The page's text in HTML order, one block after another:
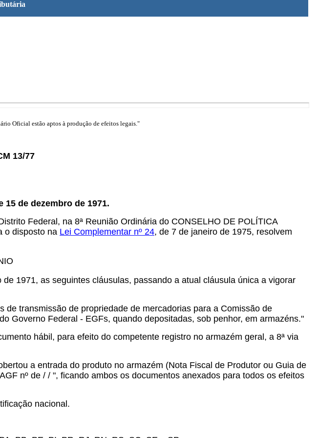
Oficial estão aptos à produção de efeitos legais."
13/77
15 de dezembro de 1971.
Federal, na 8ª Reunião Ordinária do CONSELHO DE POLÍTICA
o disposto na Lei Complementar nº 24, de 7 de janeiro de 1975, resolvem
1971, as seguintes cláusulas, passando a atual cláusula única a vigorar
transmissão de propriedade de mercadorias para a Comissão de
Governo Federal - EGFs, quando depositadas, sob penhor, em armazéns."
hábil, para efeito do competente registro no armazém geral, a 8ª via
a entrada do produto no armazém (Nota Fiscal de Produtor ou Guia de
nº de / / ", ficando ambos os documentos anexados para todos os efeitos
nacional.